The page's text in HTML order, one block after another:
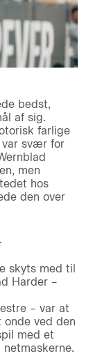
bedst,
af sig.
farlige
svær for
men
hos
den over
skyts med til
Harder –
– var at
ved den
med et